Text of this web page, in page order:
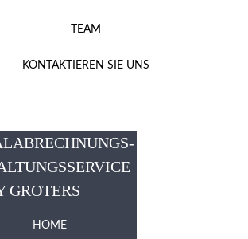
TEAM
KONTAKTIEREN SIE UNS
GROTERS
HOME